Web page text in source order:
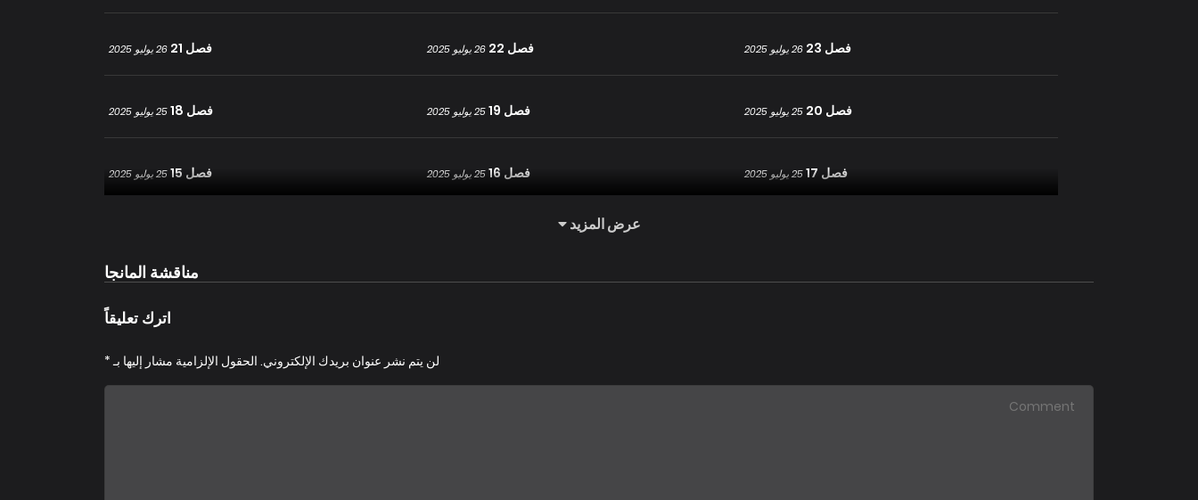
فصل 23 26 يوليو 2025 فصل 22 26 يوليو 2025 فصل 21 26 يوليو 2025
فصل 20 25 يوليو 2025 فصل 19 25 يوليو 2025 فصل 18 25 يوليو 2025
فصل 17 25 يوليو 2025 فصل 16 25 يوليو 2025 فصل 15 25 يوليو 2025
فصل 6 25 يوليو 2025
عرض المزيد
مناقشة المانجا
اترك تعليقاً
لن يتم نشر عنوان بريدك الإلكتروني. الحقول الإلزامية مشار إليها بـ*